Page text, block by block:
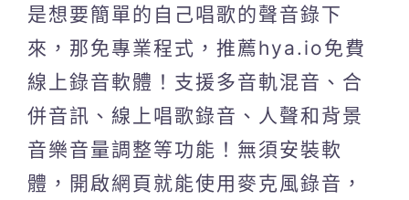
是想要簡單的自己唱歌的聲音錄下
來，那免專業程式，推薦hya.io免費
線上錄音軟體！支援多音軌混音、合
併音訊、線上唱歌錄音、人聲和背景
音樂音量調整等功能！無須安裝軟
體，開啟網頁就能使用麥克風錄音，